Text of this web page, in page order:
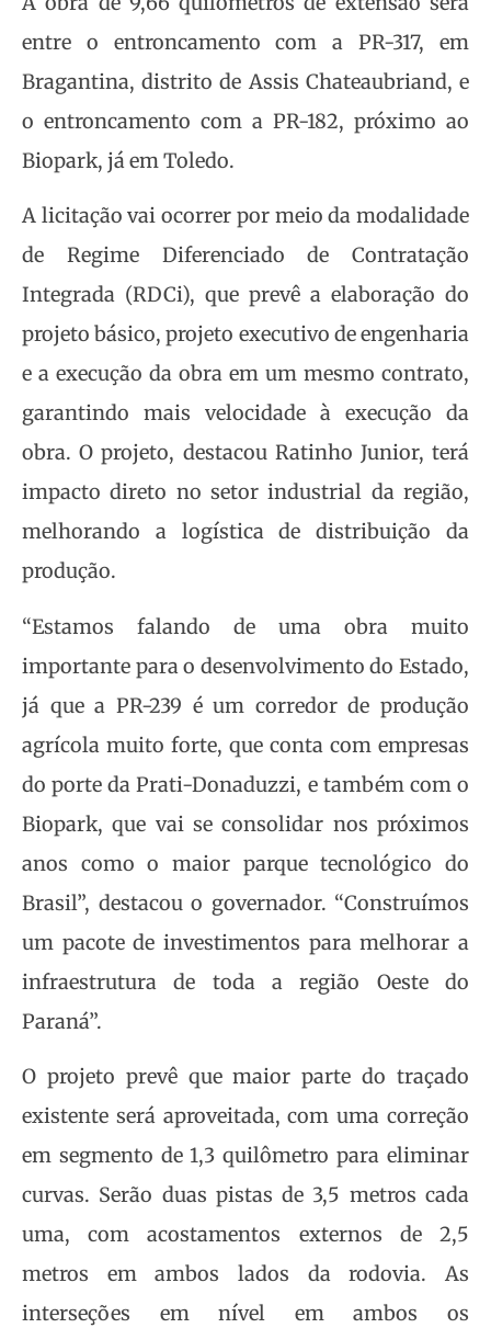
entre o entroncamento com a PR-317, em
Bragantina, distrito de Assis Chateaubriand, e
o entroncamento com a PR-182, próximo ao
Biopark, já em Toledo.
A licitação vai ocorrer por meio da modalidade
de Regime Diferenciado de Contratação
Integrada (RDCi), que prevê a elaboração do
projeto básico, projeto executivo de engenharia
e a execução da obra em um mesmo contrato,
garantindo mais velocidade à execução da
obra. O projeto, destacou Ratinho Junior, terá
impacto direto no setor industrial da região,
melhorando a logística de distribuição da
produção.
“Estamos falando de uma obra muito
importante para o desenvolvimento do Estado,
já que a PR-239 é um corredor de produção
agrícola muito forte, que conta com empresas
do porte da Prati-Donaduzzi, e também com o
Biopark, que vai se consolidar nos próximos
anos como o maior parque tecnológico do
Brasil”, destacou o governador. “Construímos
um pacote de investimentos para melhorar a
infraestrutura de toda a região Oeste do
Paraná”.
O projeto prevê que maior parte do traçado
existente será aproveitada, com uma correção
em segmento de 1,3 quilômetro para eliminar
curvas. Serão duas pistas de 3,5 metros cada
uma, com acostamentos externos de 2,5
metros em ambos lados da rodovia. As
interseções em nível em ambos os